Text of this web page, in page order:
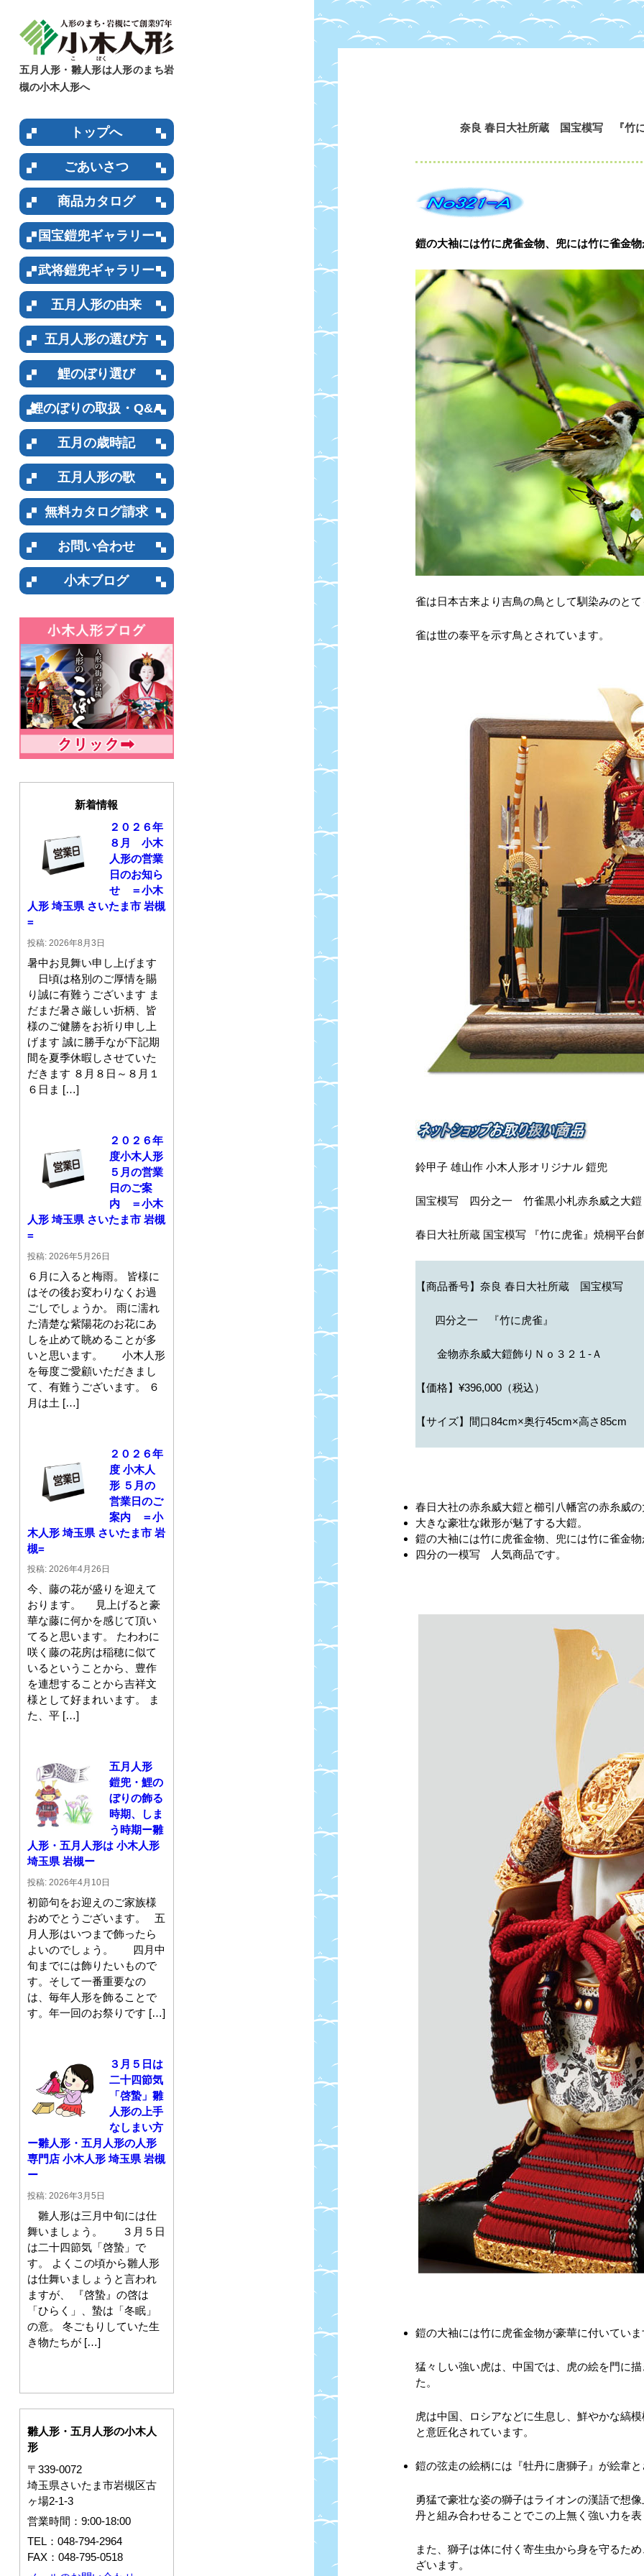
五月人形・雛人形は人形のまち岩
槻の小木人形へ
トップへ
ごあいさつ
商品カタログ
国宝鎧兜ギャラリー
武将鎧兜ギャラリー
五月人形の由来
五月人形の選び方
鯉のぼり選び
鯉のぼりの取扱・Q&A
五月の歳時記
五月人形の歌
無料カタログ請求
お問い合わせ
小木ブログ
新着情報
２０２６年
８月 小木
人形の営業
日のお知ら
せ ＝小木
人形 埼玉県 さいたま市 岩槻
=
投稿: 2026年8月3日
暑中お見舞い申し上げます
日頃は格別のご厚情を賜
り誠に有難うございます ま
だまだ暑さ厳しい折柄、皆
様のご健勝をお祈り申し上
げます 誠に勝手なが下記期
間を夏季休暇しさせていた
だきます ８月８日～８月１
６日ま […]
２０２６年
度小木人形
５月の営業
日のご案
内 ＝小木
人形 埼玉県 さいたま市 岩槻
=
投稿: 2026年5月26日
６月に入ると梅雨。 皆様に
はその後お変わりなくお過
ごしでしょうか。 雨に濡れ
た清楚な紫陽花のお花にあ
しを止めて眺めることが多
いと思います。 小木人形
を毎度ご愛顧いただきまし
て、有難うございます。 ６
月は土 […]
２０２６年
度 小木人
形 ５月の
営業日のご
案内 ＝小
木人形 埼玉県 さいたま市 岩
槻=
投稿: 2026年4月26日
今、藤の花が盛りを迎えて
おります。 見上げると豪
華な藤に何かを感じて頂い
てると思います。 たわわに
咲く藤の花房は稲穂に似て
いるということから、豊作
を連想することから吉祥文
様として好まれいます。 ま
た、平 […]
五月人形
鎧兜・鯉の
ぼりの飾る
時期、しま
う時期ー雛
人形・五月人形は 小木人形
埼玉県 岩槻ー
投稿: 2026年4月10日
初節句をお迎えのご家族様
おめでとうございます。 五
月人形はいつまで飾ったら
よいのでしょう。 四月中
旬までには飾りたいもので
す。そして一番重要なの
は、毎年人形を飾ることで
す。年一回のお祭りです […]
３月５日は
二十四節気
「啓蟄」雛
人形の上手
なしまい方
ー雛人形・五月人形の人形
専門店 小木人形 埼玉県 岩槻
ー
投稿: 2026年3月5日
雛人形は三月中旬には仕
舞いましょう。 ３月５日
は二十四節気「啓蟄」で
す。 よくこの頃から雛人形
は仕舞いましょうと言われ
ますが、 『啓蟄』の啓は
「ひらく」、蟄は「冬眠」
の意。 冬ごもりしていた生
き物たちが […]
雛人形・五月人形の小木人
形
〒339-0072
埼玉県さいたま市岩槻区古
ヶ場2-1-3
営業時間：9:00-18:00
TEL：048-794-2964
FAX：048-795-0518
奈良 春日大社所蔵 国宝模写 『竹
鎧の大袖には竹に虎雀金物、兜には竹に雀金
雀は日本古来より吉鳥の鳥として馴染みのと
雀は世の泰平を示す鳥とされています。
鈴甲子 雄山作 小木人形オリジナル 鎧兜
国宝模写 四分之一 竹雀黒小札赤糸威之大鎧
春日大社所蔵 国宝模写 『竹に虎雀』焼桐平台
【商品番号】 奈良 春日大社所蔵 国宝模写
四分之一 『竹に虎雀』
金物赤糸威大鎧飾りＮｏ３２１-Ａ
【価格】¥396,000（税込）
【サイズ】間口84cm×奥行45cm×高さ85cm
春日大社の赤糸威大鎧と櫛引八幡宮の赤糸威
大きな豪壮な鍬形が魅了する大鎧。
鎧の大袖には竹に虎雀金物、兜には竹に雀金
四分の一模写 人気商品です。
鎧の大袖には竹に虎雀金物が豪華に付いてい
猛々しい強い虎は、中国では、虎の絵を門に
た。
虎は中国、ロシアなどに生息し、鮮やかな縞
と意匠化されています。
鎧の弦走の絵柄には『牡丹に唐獅子』が絵韋
勇猛で豪壮な姿の獅子はライオンの漢語で想
丹と組み合わせることでこの上無く強い力を
また、獅子は体に付く寄生虫から身を守るた
ざいます。